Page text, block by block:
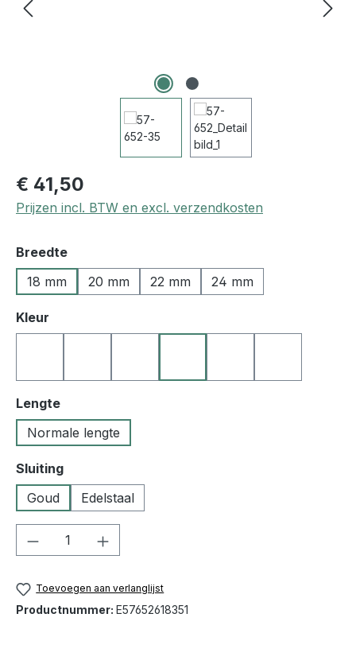
€ 41,50
Prijzen incl. BTW en excl. verzendkosten
Selecteer
Breedte
18 mm
20 mm 22 mm 24 mm
Selecteer
Kleur
Selecteer
Lengte
Normale lengte
Selecteer
Sluiting
Goud
Edelstaal
Producthoeveelheid: Voer de
Toevoegen aan verlanglijst
Productnummer: E57652618351